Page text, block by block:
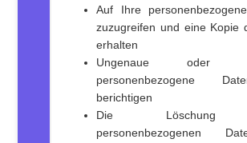
Auf Ihre
zuzugreifen und eine Kopie
erhalten
Ungenaue oder
personenbezogene
berichtigen
Die Löschung
personenbezogenen